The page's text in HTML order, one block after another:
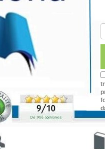
Antonio de Nebrija.
la convocatoria más
meses para completar el
3 oportunidades para
móviles.